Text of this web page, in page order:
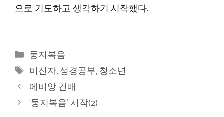
으로 기도하고 생각하기 시작했다.
카
테
고
리
둥지복음
태
그
비신자,성경공부,청소년
에비앙 건배
‘둥지복음’ 시작(2)